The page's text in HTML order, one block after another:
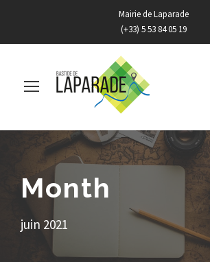
Mairie de Laparade
(+33) 5 53 84 05 19
Month
juin 2021